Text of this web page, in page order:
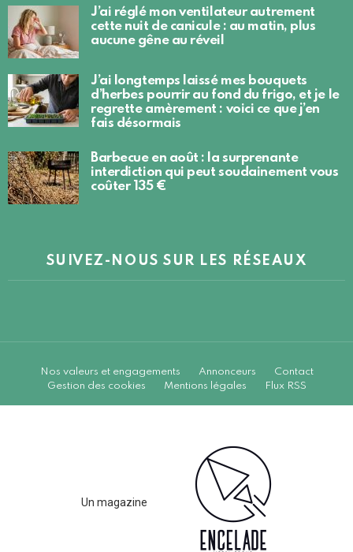
J’ai réglé mon ventilateur autrement
cette nuit de canicule : au matin, plus
aucune gêne au réveil
J’ai longtemps laissé mes bouquets
d’herbes pourrir au fond du frigo, et je le
regrette amèrement : voici ce que j’en
fais désormais
Barbecue en août : la surprenante
interdiction qui peut soudainement vous
coûter 135 €
SUIVEZ-NOUS SUR LES RÉSEAUX
Nos valeurs et engagements Annonceurs
Contact
Gestion des cookies
Mentions légales Flux RSS
Un magazine